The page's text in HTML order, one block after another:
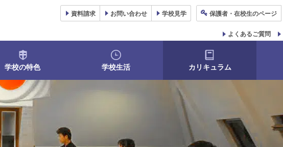
資料請求 お問い合わせ 学校見学 保護者 ・在校生のページ
よくあるご質問
学校の特色 学校生活 カリキュラム